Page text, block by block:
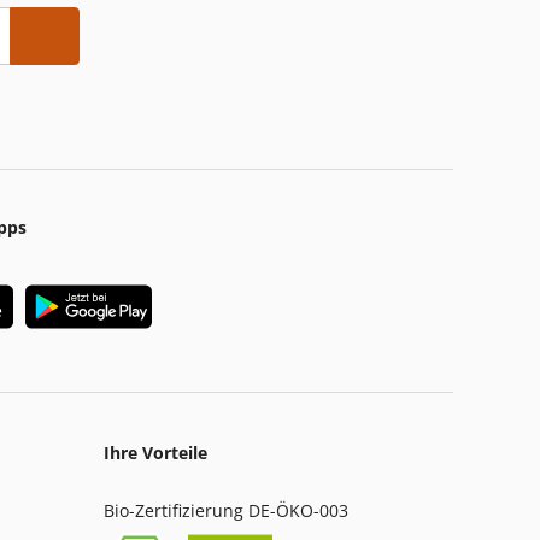
Ihre Vorteile
Bio-Zertifizierung DE-ÖKO-003